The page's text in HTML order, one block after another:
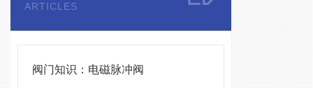
ARTICLES
阀门知识：电磁脉冲阀